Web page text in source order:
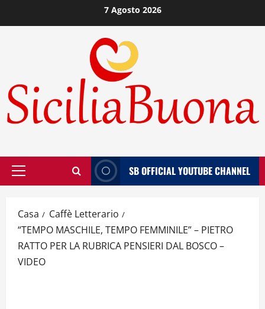
al
7 Agosto 2026
Menù
SB OFFICIAL YOUTUBE CHANNEL
Casa
Caffè Letterario
“TEMPO MASCHILE, TEMPO FEMMINILE” – PIETRO
RATTO PER LA RUBRICA PENSIERI DAL BOSCO –
VIDEO